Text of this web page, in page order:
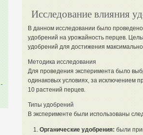
Исследование влияния
В данном исследовании было
удобрений на урожайность перцев.
удобрений для достижения
Методика исследования
Для проведения эксперимента было
одинаковых условиях, за исключением
10 растений перцев.
Типы удобрений
В эксперименте были использованы
Органические удобрения: были